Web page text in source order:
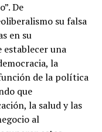
De
su falsa
en su
una
la
de la política
que
la salud y las
al